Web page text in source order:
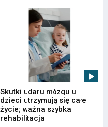
Skutki udaru mózgu u
dzieci utrzymują się całe
życie; ważna szybka
rehabilitacja